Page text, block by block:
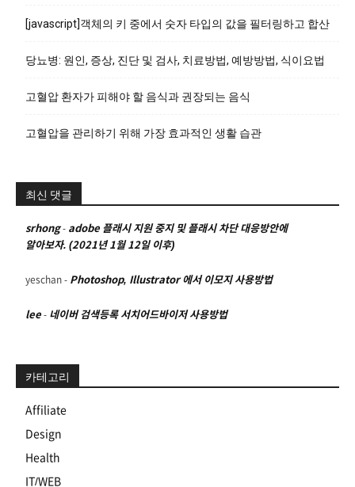
[javascript]객체의 키 중에서 숫자 타입의 값을 필터링하고 합산
당뇨병: 원인, 증상, 진단 및 검사, 치료방법, 예방방법, 식이요법
고혈압 환자가 피해야 할 음식과 권장되는 음식
고혈압을 관리하기 위해 가장 효과적인 생활 습관
최신 댓글
srhong- adobe 플래시 지원 중지 및 플래시 차단 대응방안에
알아보자. (2021년 1월 12일 이후)
yeschan - Photoshop, Illustrator 에서 이모지 사용방법
lee - 네이버 검색등록 서치어드바이저 사용방법
카테고리
Affiliate
Design
Health
IT/WEB